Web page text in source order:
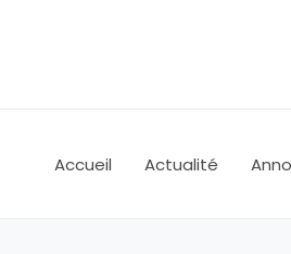
Accueil Actualité